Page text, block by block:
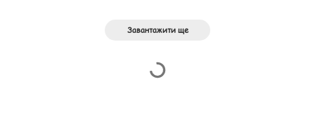
Завантажити ще